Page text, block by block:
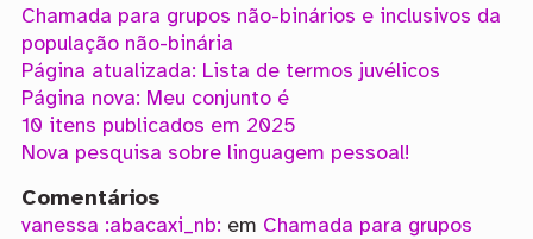
Chamada para grupos não-binários e inclusivos da
população não-binária
Página atualizada: Lista de termos juvélicos
Página nova: Meu conjunto é
10 itens publicados em 2025
Nova pesquisa sobre linguagem pessoal!
Comentários
vanessa :abacaxi_nb: em Chamada para grupos